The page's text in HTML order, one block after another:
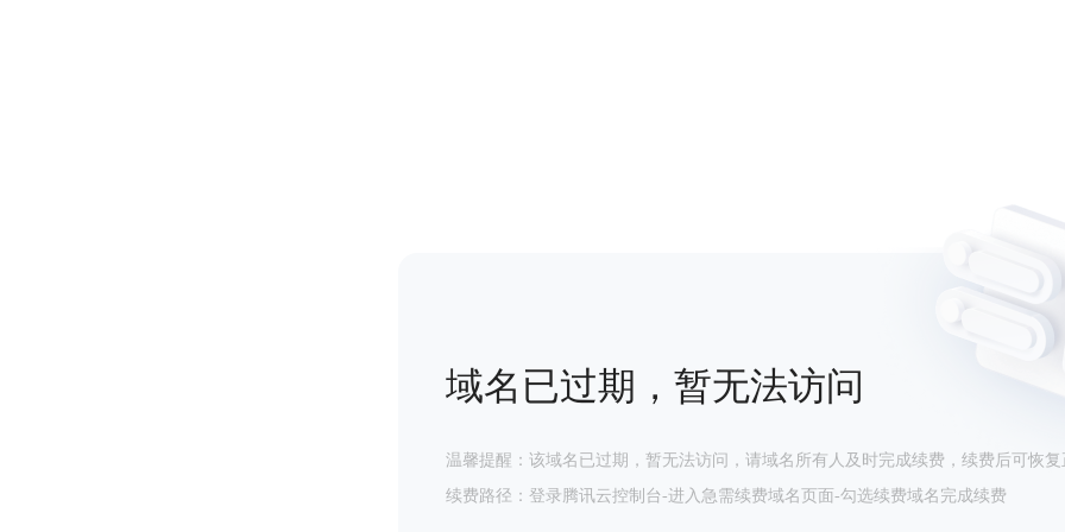
域名已过期，暂无法访问
温馨提醒：该域名已过期，暂无法访问，请域名所有人及时完成续费，续费后可恢复
续费路径：登录腾讯云控制台-进入急需续费域名页面-勾选续费域名完成续费